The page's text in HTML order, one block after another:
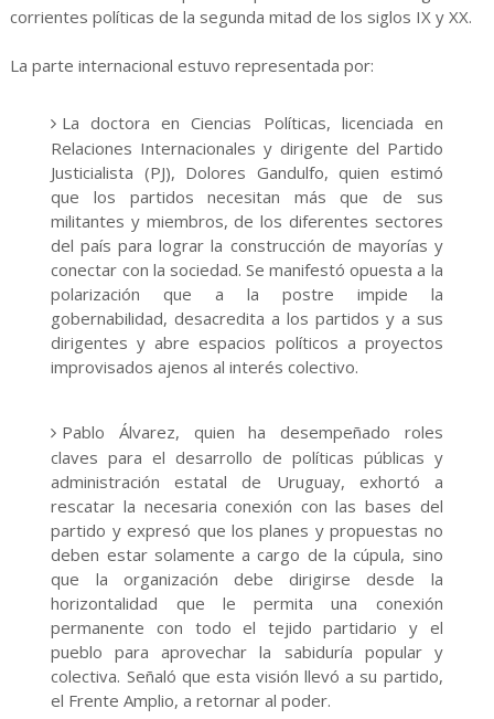
corrientes políticas de la segunda mitad de los siglos IX y XX.
La parte internacional estuvo representada por:
La doctora en Ciencias Políticas, licenciada en
Relaciones Internacionales y dirigente del Partido
Justicialista (PJ), Dolores Gandulfo, quien estimó
que los partidos necesitan más que de sus
militantes y miembros, de los diferentes sectores
del país para lograr la construcción de mayorías y
conectar con la sociedad. Se manifestó opuesta a la
polarización que a la postre impide la
gobernabilidad, desacredita a los partidos y a sus
dirigentes y abre espacios políticos a proyectos
improvisados ajenos al interés colectivo.
Pablo Álvarez, quien ha desempeñado roles
claves para el desarrollo de políticas públicas y
administración estatal de Uruguay, exhortó a
rescatar la necesaria conexión con las bases del
partido y expresó que los planes y propuestas no
deben estar solamente a cargo de la cúpula, sino
que la organización debe dirigirse desde la
horizontalidad que le permita una conexión
permanente con todo el tejido partidario y el
pueblo para aprovechar la sabiduría popular y
colectiva. Señaló que esta visión llevó a su partido,
el Frente Amplio, a retornar al poder.